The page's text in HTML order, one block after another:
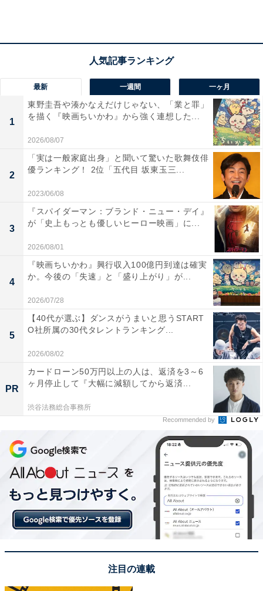
しかしその後、数正は妻子、家臣とともに出奔し、秀吉
の家臣に。秀吉から名を与えられ、「石川出雲守吉輝」
と改めます。数正の屋敷には、「関白殿下これ天下人な
り」と書かれた置手紙が残されていたのでした。
画像出典：NHK『どうする家康』 公式サイト
忠臣・石川数正の裏切り……その真意とは？
最新 一週間 一ヶ月
1
東野圭吾や湊かなえだけじゃない、「業と罪」
を描く『映画ちいかわ』から強く連想した...
2026/08/07
2
「実は一般家庭出身」と聞いて驚いた歌舞伎俳
優ランキング！ 2位「五代目 坂東玉三...
2023/06/08
3
『スパイダーマン：ブランド・ニュー・デイ』
が「史上もっとも優しいヒーロー映画」に...
2026/08/01
4
『映画ちいかわ』興行収入100億円到達は確実
か。今後の「失速」と「盛り上がり」が...
2026/07/28
5
【40代が選ぶ】ダンスがうまいと思うSTART
O社所属の30代タレントランキング...
2026/08/02
PR
カードローン50万円以上の人は、返済を3～6
ヶ月停止して『大幅に減額してから返済...
渋谷法務総合事務所
Recommended by
注目の連載